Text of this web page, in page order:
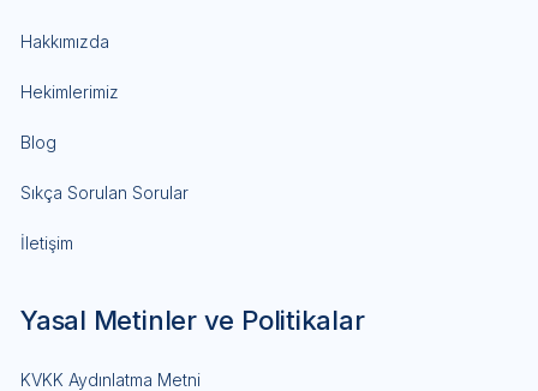
Hakkımızda
Hekimlerimiz
Blog
Sıkça Sorulan Sorular
İletişim
Yasal Metinler ve Politikalar
KVKK Aydınlatma Metni